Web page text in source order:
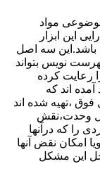
مواد
این ابزار
باشد.این سه اصل
نویس بتواند
رعایت کرده
اند که
،تهیه شده اند
وحدت،نقش
را که درآنها
امکان نقض آنها
حل این مشکل